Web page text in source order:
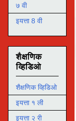
७ वी
इयत्ता 8 वी
शैक्षणिक
व्हिडिओ
शैक्षणिक व्हिडिओ
इयत्ता १ ली
इयत्ता २ री